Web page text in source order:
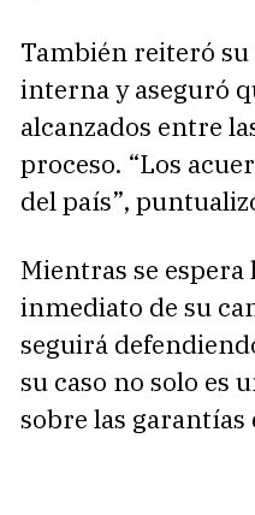
También reiteró su
interna y aseguró
alcanzados entre
proceso. “Los
del país”,
Mientras se
inmediato de su
seguirá
su caso no solo es
sobre las